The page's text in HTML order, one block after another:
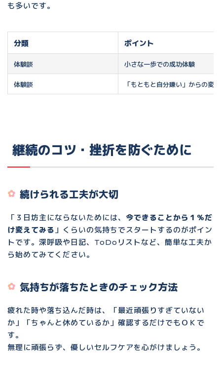
も多いです。
分類 ポイント
体験談 小さな一歩での成功体験
体験談 「もともと自分嫌い」からの変化
継続のコツ・挫折を防ぐために
続けられる工夫が大切
「３日坊主にならないためには、 今できることから１％だ
け変えてみる 」くらいの気持ちでスタートするのがポイン
トです。深呼吸や日記、ToDoリストなど、簡単な工夫か
ら始めてみてください。
気持ちが落ちたときのチェック方法
疲れた時や落ち込んだ時は、「最近頑張りすぎていない
か」「ちゃんと休めているか」確認するだけでもＯＫで
す。
無理に頑張らず、優しいセルフケアを心がけましょう。